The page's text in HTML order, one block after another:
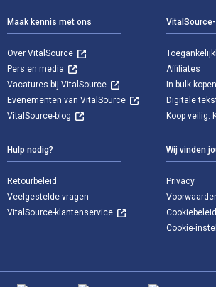
Maak kennis met ons
Over VitalSource
Pers en media
Vacatures bij VitalSource
Evenementen van VitalSource
VitalSource-blog
Affiliates
In bulk kopen
Digitale
Koop veilig.
Hulp nodig?
Retourbeleid
Veelgestelde vragen
VitalSource-klantenservice
Wij vinden
Privacy
Cookiebeleid
Cookie-